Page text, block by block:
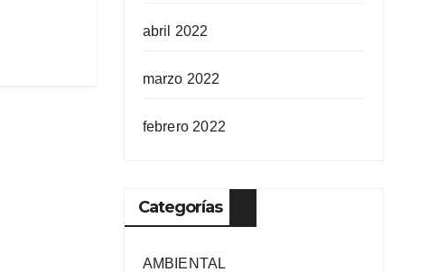
abril 2022
marzo 2022
febrero 2022
Categorías
AMBIENTAL